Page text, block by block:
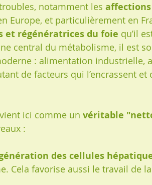
notamment les
Europe, et particulièrement en
et régénératrices du foie qu’il
central du métabolisme, il est
: alimentation industrielle,
de facteurs qui l’encrassent
ici comme un véritable
:
des cellules
Cela favorise aussi le travail de